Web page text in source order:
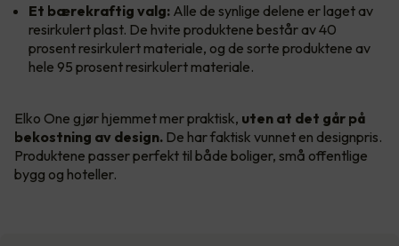
Et bærekraftig valg: Alle de synlige delene er laget av
resirkulert plast. De hvite produktene består av 40
prosent resirkulert materiale, og de sorte produktene av
hele 95 prosent resirkulert materiale.
Elko One gjør hjemmet mer praktisk, uten at det går på
bekostning av design. De har faktisk vunnet en designpris.
Produktene passer perfekt til både boliger, små offentlige
bygg og hoteller.